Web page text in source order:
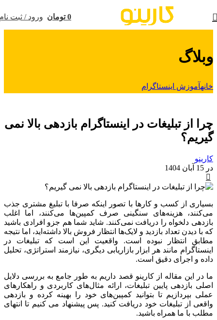
0 تومان ورود / ثبت
وبلاگ
خانهآموزش اینستاگرام
چرا از تبلیغات در اینستاگرام بازدهی بالا نمی
گیریم؟
کارینو
در 15 آبان 1404
0
بسیاری از کسب ‌و کارها با تصور اینکه صرفا با تبلیغ مشتری جذب
می‌کنند، هزینه‌های سنگینی صرف کمپین‌ها می‌کنند، اما اغلب
بازدهی دلخواه را دریافت نمی‌کنند. شاید شما هم جزو افرادی باشید
که با دیدن تعداد بازدید و لایک‌ها انتظار فروش بالا داشته‌اید، اما نتیجه
مطابق انتظار نبوده است. واقعیت این است که تبلیغات در
اینستاگرام مانند هر ابزار بازاریابی دیگری، نیازمند استراتژی، تحلیل
داده و اجرای دقیق است.
ما در این مقاله از کارینو قصد داریم به طور جامع به بررسی دلایل
اصلی بازدهی پایین تبلیغات، ارائه مثال‌های کاربردی و راهکارهای
عملی بپردازیم تا بتوانید کمپین‌های خود را بهینه کرده و بازدهی
واقعی از تبلیغات خود دریافت کنید. پس پیشنهاد می کنیم تا انتهای
مطلب با ما همراه باشید.